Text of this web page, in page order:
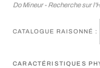
Do Mineur - Recherche sur
CATALOGUE RAISONNÉ :
CARACTÉRISTIQUES